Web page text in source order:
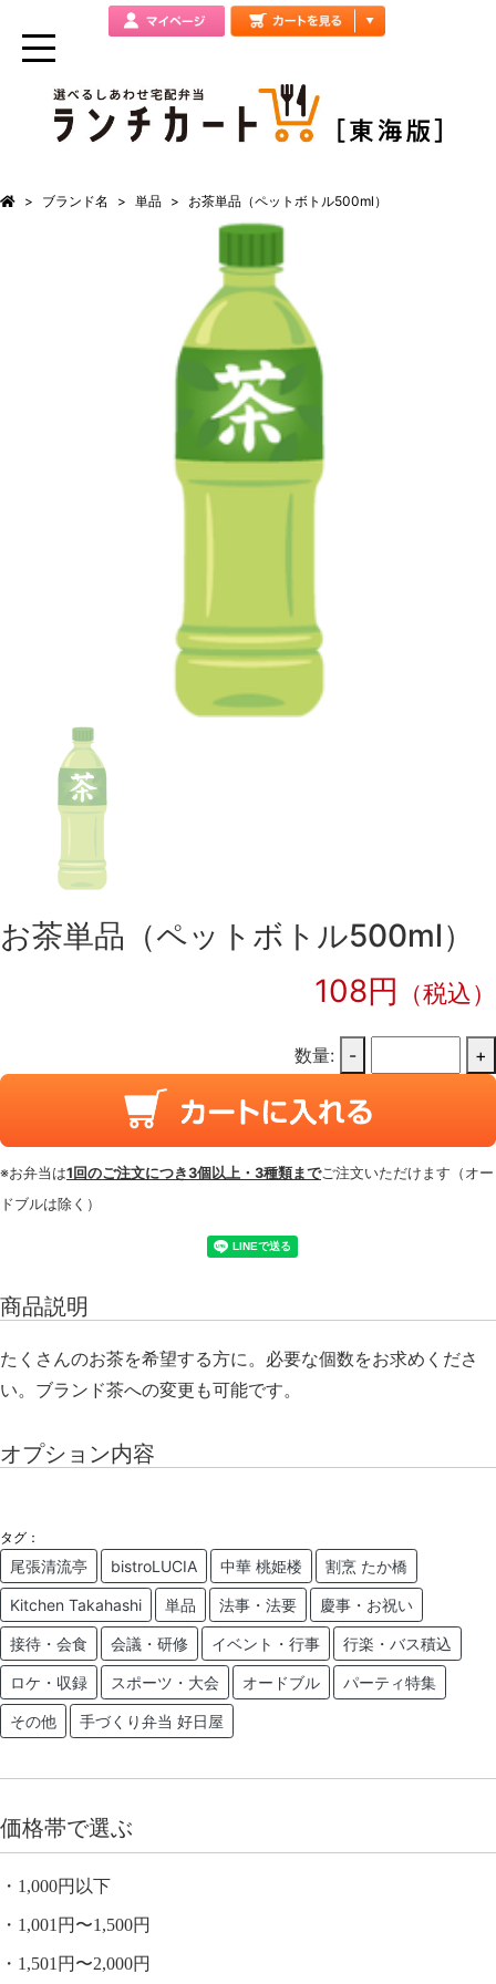
ブランド名 単品 お茶単品（ペットボトル500ml）
お茶単品（ペットボトル500ml）
108円
（税込）
数量: - +
※お弁当は1回のご注文につき3個以上・3種類までご注文いただけます（オー
ドブルは除く）
商品説明
たくさんのお茶を希望する方に。必要な個数をお求めくださ
い。ブランド茶への変更も可能です。
オプション内容
タグ：
尾張清流亭 bistroLUCIA 中華 桃姫楼 割烹 たか橋
Kitchen Takahashi 単品 法事・法要 慶事・お祝い
接待・会食 会議・研修 イベント・行事 行楽・バス積込
ロケ・収録 スポーツ・大会 オードブル パーティ特集
その他 手づくり弁当 好日屋
価格帯で選ぶ
1,000円以下
1,001円〜1,500円
1,501円〜2,000円